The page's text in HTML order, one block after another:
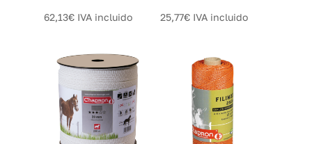
62,13€ IVA incluido 25,77€ IVA incluido